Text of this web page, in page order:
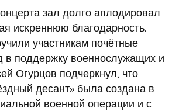
зал долго аплодировал
искреннюю благодарность.
участникам почётные
в поддержку военнослужащих и
Огурцов подчеркнул, что
десант» была создана в
военной операции и с